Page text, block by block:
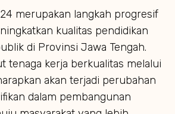
merupakan langkah progresif
kualitas pendidikan
di Provinsi Jawa Tengah.
tenaga kerja berkualitas melalui
akan terjadi perubahan
dalam pembangunan